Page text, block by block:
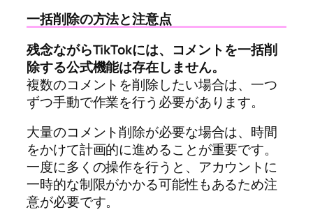
一括削除の方法と注意点
残念ながらTikTokには、コメントを一括削
除する公式機能は存在しません。
複数のコメントを削除したい場合は、一つ
ずつ手動で作業を行う必要があります。
大量のコメント削除が必要な場合は、時間
をかけて計画的に進めることが重要です。
一度に多くの操作を行うと、アカウントに
一時的な制限がかかる可能性もあるため注
意が必要です。